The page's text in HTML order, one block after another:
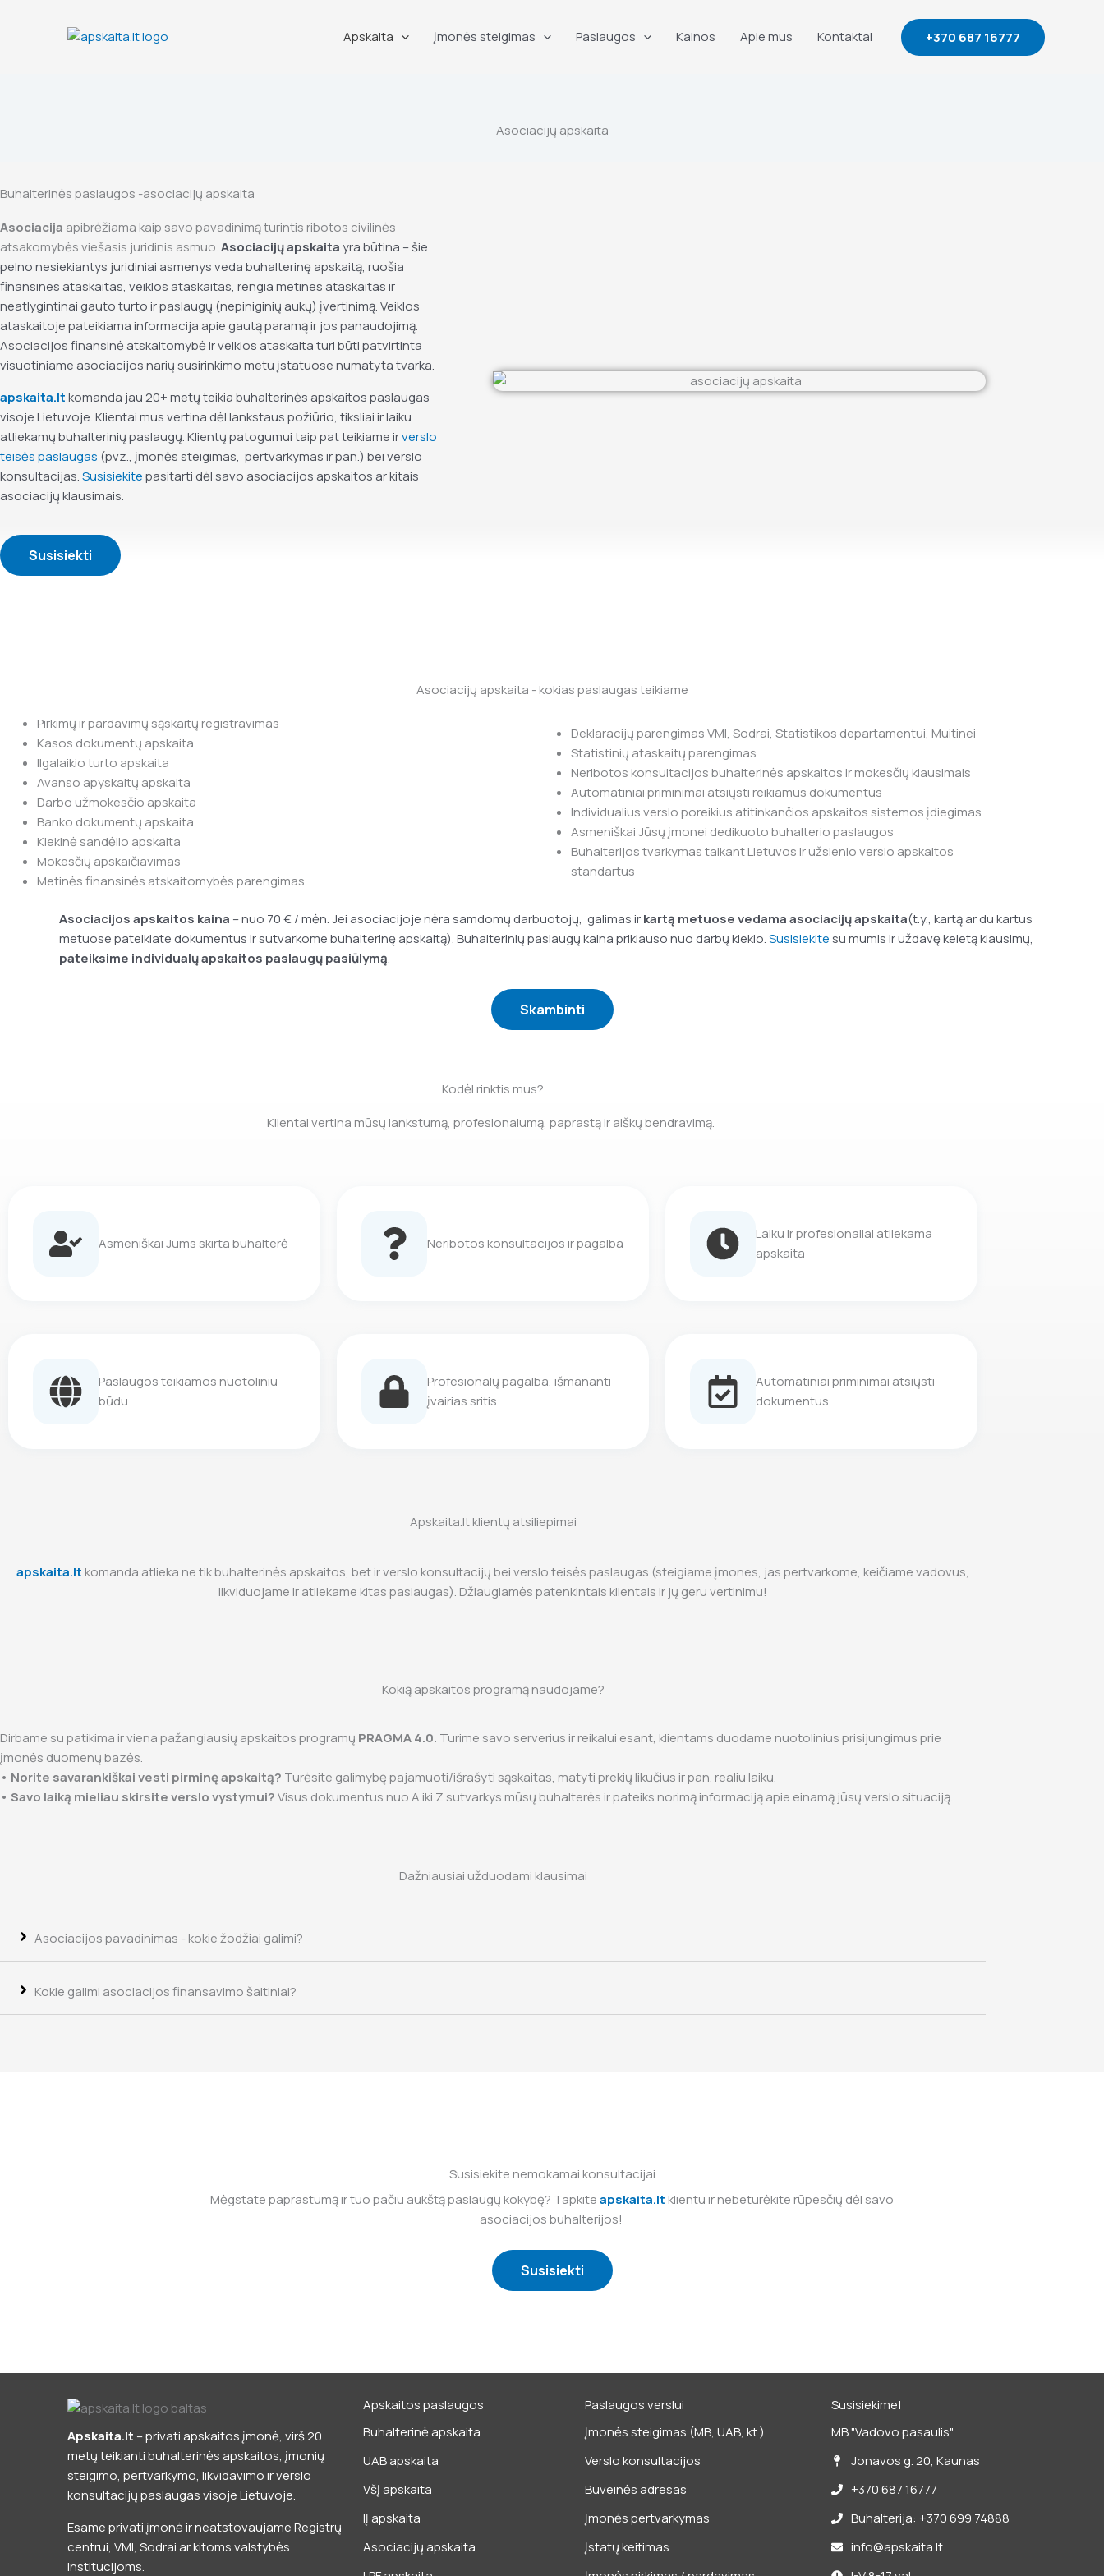
Apskaita Įmonės steigimas Paslaugos Kainos Apie mus Kontaktai +370 687 16777
Asociacijų apskaita
Buhalterinės paslaugos -asociacijų apskaita
Asociacija apibrėžiama kaip savo pavadinimą turintis ribotos civilinės
atsakomybės viešasis juridinis asmuo.Asociacijų apskaitayra būtina – šie
pelno nesiekiantys juridiniai asmenys veda buhalterinę apskaitą, ruošia
finansines ataskaitas, veiklos ataskaitas, rengia metines ataskaitas ir
neatlygintinai gauto turto ir paslaugų (nepiniginių aukų) įvertinimą. Veiklos
ataskaitoje pateikiama informacija apie gautą paramą ir jos panaudojimą.
Asociacijos finansinė atskaitomybė ir veiklos ataskaita turi būti patvirtinta
visuotiniame asociacijos narių susirinkimo metu įstatuose numatyta tvarka.
apskaita.ltkomanda jau 20+ metų teikia buhalterinės apskaitos paslaugas
visoje Lietuvoje. Klientai mus vertina dėl lankstaus požiūrio, tiksliai ir laiku
atliekamų buhalterinių paslaugų. Klientų patogumui taip pat teikiame irverslo
teisės paslaugas (pvz., įmonės steigimas, pertvarkymas ir pan.) bei verslo
konsultacijas.Susisiekitepasitarti dėl savo asociacijos apskaitos ar kitais
asociacijų klausimais.
Susisiekti
Asociacijų apskaita - kokias paslaugas teikiame
Pirkimų ir pardavimų sąskaitų registravimas
Kasos dokumentų apskaita
Ilgalaikio turto apskaita
Avanso apyskaitų apskaita
Darbo užmokesčio apskaita
Banko dokumentų apskaita
Kiekinė sandėlio apskaita
Mokesčių apskaičiavimas
Metinės finansinės atskaitomybės parengimas
Deklaracijų parengimas VMI, Sodrai, Statistikos departamentui, Muitinei
Statistinių ataskaitų parengimas
Neribotos konsultacijos buhalterinės apskaitos ir mokesčių klausimais
Automatiniai priminimai atsiųsti reikiamus dokumentus
Individualius verslo poreikius atitinkančios apskaitos sistemos įdiegimas
Asmeniškai Jūsų įmonei dedikuoto buhalterio paslaugos
Buhalterijos tvarkymas taikant Lietuvos ir užsienio verslo apskaitos
standartus
Asociacijos apskaitos kaina – nuo 70 € / mėn. Jei asociacijoje nėra samdomų darbuotojų, galimas irkartą metuose vedama asociacijų apskaita(t.y., kartą ar du kartus
metuose pateikiate dokumentus ir sutvarkome buhalterinę apskaitą). Buhalterinių paslaugų kaina priklauso nuo darbų kiekio.Susisiekitesu mumis ir uždavę keletą klausimų,
pateiksime individualų apskaitos paslaugų pasiūlymą.
Skambinti
Kodėl rinktis mus?
Klientai vertina mūsų lankstumą, profesionalumą, paprastą ir aiškų bendravimą.
Asmeniškai Jums skirta buhalterė Neribotos konsultacijos ir pagalba
Laiku ir profesionaliai atliekama
apskaita
Paslaugos teikiamos nuotoliniu
būdu
Profesionalų pagalba, išmananti
įvairias sritis
Automatiniai priminimai atsiųsti
dokumentus
Apskaita.lt klientų atsiliepimai
apskaita.lt komanda atlieka ne tik buhalterinės apskaitos, bet ir verslo konsultacijų bei verslo teisės paslaugas (steigiame įmones, jas pertvarkome, keičiame vadovus,
likviduojame ir atliekame kitas paslaugas). Džiaugiamės patenkintais klientais ir jų geru vertinimu!
Kokią apskaitos programą naudojame?
Dirbame su patikima ir viena pažangiausių apskaitos programų PRAGMA 4.0. Turime savo serverius ir reikalui esant, klientams duodame nuotolinius prisijungimus prie
įmonės duomenų bazės.
• Norite savarankiškai vesti pirminę apskaitą? Turėsite galimybę pajamuoti/išrašyti sąskaitas, matyti prekių likučius ir pan. realiu laiku.
• Savo laiką mieliau skirsite verslo vystymui?Visus dokumentus nuo A iki Z sutvarkys mūsų buhalterės ir pateiks norimą informaciją apie einamą jūsų verslo situaciją.
Dažniausiai užduodami klausimai
Asociacijos pavadinimas - kokie žodžiai galimi?
Kokie galimi asociacijos finansavimo šaltiniai?
Susisiekite nemokamai konsultacijai
Mėgstate paprastumą ir tuo pačiu aukštą paslaugų kokybę? Tapkiteapskaita.lt klientu ir nebeturėkite rūpesčių dėl savo
asociacijos buhalterijos!
Susisiekti
Apskaita.lt – privati apskaitos įmonė, virš 20
metų teikianti buhalterinės apskaitos, įmonių
steigimo, pertvarkymo, likvidavimo ir verslo
konsultacijų paslaugas visoje Lietuvoje.
Esame privati įmonė ir neatstovaujame Registrų
centrui, VMI, Sodrai ar kitoms valstybės
institucijoms.
Apskaitos paslaugos
Buhalterinė apskaita
UAB apskaita
VšĮ apskaita
IĮ apskaita
Asociacijų apskaita
Paslaugos verslui
Įmonės steigimas (MB, UAB, kt.)
Verslo konsultacijos
Buveinės adresas
Įmonės pertvarkymas
Įstatų keitimas
Susisiekime!
MB "Vadovo pasaulis"
Jonavos g. 20, Kaunas
+370 687 16777
Buhalterija: +370 699 74888
info@apskaita.lt